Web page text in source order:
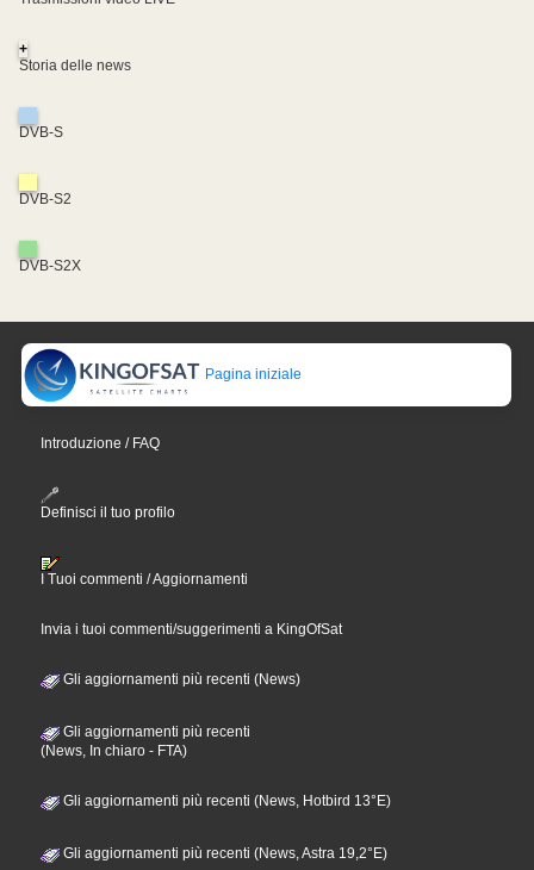
+
Storia delle news
DVB-S
DVB-S2
DVB-S2X
Pagina iniziale
Introduzione / FAQ
Definisci il tuo profilo
I Tuoi commenti / Aggiornamenti
Invia i tuoi commenti/suggerimenti a KingOfSat
Gli aggiornamenti più recenti (News)
Gli aggiornamenti più recenti
(News, In chiaro - FTA)
Gli aggiornamenti più recenti (News, Hotbird 13°E)
Gli aggiornamenti più recenti (News, Astra 19,2°E)